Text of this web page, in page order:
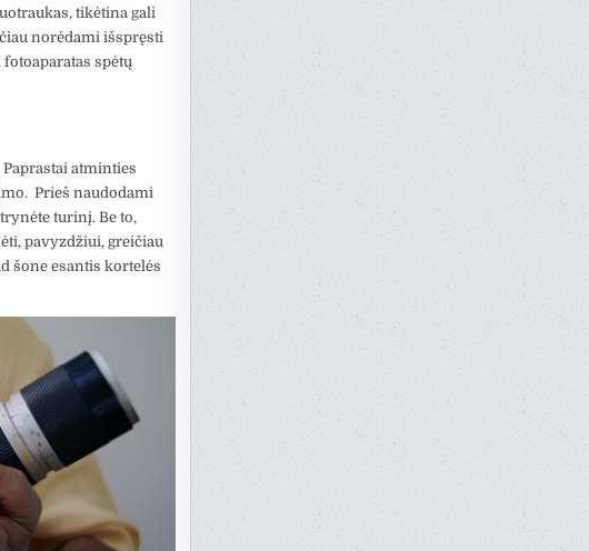
tikėtina gali
norėdami išspręsti
spėtų
atminties
Prieš naudodami
turinį. Be to,
pavyzdžiui, greičiau
šone esantis kortelės